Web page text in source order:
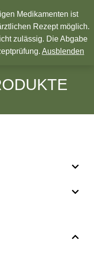
neues Jahr!
Medikamenten ist
Rezept möglich.
zulässig. Die Abgabe
Ausblenden